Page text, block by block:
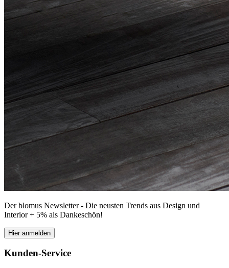
Der blomus Newsletter - Die neusten Trends aus Design und
Interior + 5% als Dankeschön!
Hier anmelden
Kunden-Service